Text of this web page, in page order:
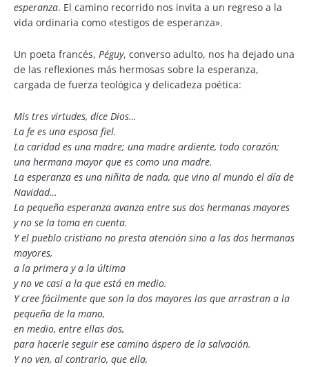
esperanza. El camino recorrido nos invita a un regreso a la
vida ordinaria como «testigos de esperanza».
Un poeta francés, Péguy, converso adulto, nos ha dejado una
de las reflexiones más hermosas sobre la esperanza,
cargada de fuerza teológica y delicadeza poética:
Mis tres virtudes, dice Dios…
La fe es una esposa fiel.
La caridad es una madre; una madre ardiente, todo corazón;
una hermana mayor que es como una madre.
La esperanza es una niñita de nada, que vino al mundo el día de
Navidad…
La pequeña esperanza avanza entre sus dos hermanas mayores
y no se la toma en cuenta.
Y el pueblo cristiano no presta atención sino a las dos hermanas
mayores,
a la primera y a la última
y no ve casi a la que está en medio.
Y cree fácilmente que son la dos mayores las que arrastran a la
pequeña de la mano,
en medio, entre ellas dos,
para hacerle seguir ese camino áspero de la salvación.
Y no ven, al contrario, que ella,